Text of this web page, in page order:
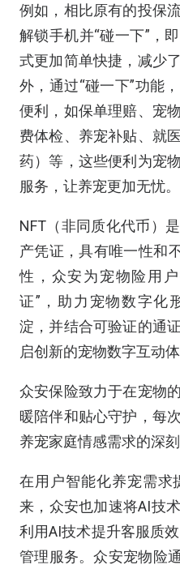
例如，相比原有的投保
解锁手机并“碰一下”，
式更加简单快捷，减少
外，通过“碰一下”功能
便利，如保单理赔、宠
费体检、养宠补贴、就
药）等，这些便利为宠
服务，让养宠更加无忧。
NFT（非同质化代币）
产凭证，具有唯一性和
性，众安为宠物险用
证”，助力宠物数字化
淀，并结合可验证的通
启创新的宠物数字互动体
众安保险致力于在宠物
暖陪伴和贴心守护，每
养宠家庭情感需求的深刻
在用户智能化养宠需求
来，众安也加速将AI技
利用AI技术提升客服质
管理服务。众安宠物险